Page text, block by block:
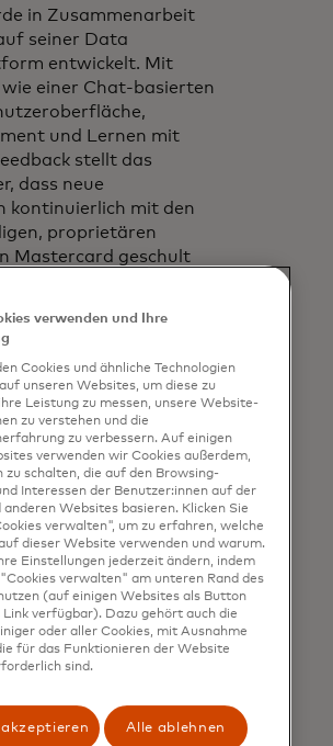
in Zusammenarbeit
seiner Data
entwickelt. Mit
einer Chat-basierten
und Lernen mit
stellt das
dass neue
kontinuierlich mit den
proprietären
Mastercard geschult
stets nach den
Data-Governance-
des
Dadurch
Reibungsverluste
der Überprüfung und
Lösungen von
sind, wodurch
optimiert werden.
Assistent
und
Fragen der
des Onboardings,
Sprachmodell mit
Generation (RAG)
verwendet.
Onboarding-
Mastercard als
die RAG die
verwenden und Ihre
Cookies und ähnliche Technologien
unseren Websites, um diese zu
Leistung zu messen, unsere Website-
zu verstehen und die
zu verbessern. Auf einigen
verwenden wir Cookies außerdem,
zu schalten, die auf den Browsing-
Interessen der Benutzer:innen auf der
Websites basieren. Klicken Sie
verwalten", um zu erfahren, welche
dieser Website verwenden und warum.
Einstellungen jederzeit ändern, indem
"Cookies verwalten" am unteren Rand des
(auf einigen Websites als Button
Link verfügbar). Dazu gehört auch die
oder aller Cookies, mit Ausnahme
für das Funktionieren der Website
sind.
Alle ablehnen